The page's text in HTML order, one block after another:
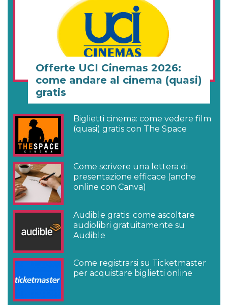
Offerte UCI Cinemas 2026:
come andare al cinema (quasi)
gratis
Biglietti cinema: come vedere film
(quasi) gratis con The Space
Come scrivere una lettera di
presentazione efficace (anche
online con Canva)
Audible gratis: come ascoltare
audiolibri gratuitamente su
Audible
Come registrarsi su Ticketmaster
per acquistare biglietti online